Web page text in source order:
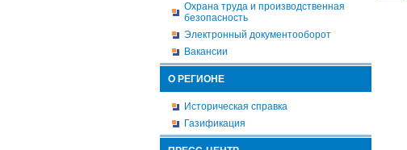
Охрана труда и производственная
безопасность
Электронный документооборот
Вакансии
О РЕГИОНЕ
Историческая справка
Газификация